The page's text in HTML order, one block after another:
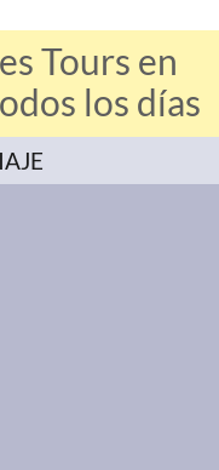
Tours en
los días